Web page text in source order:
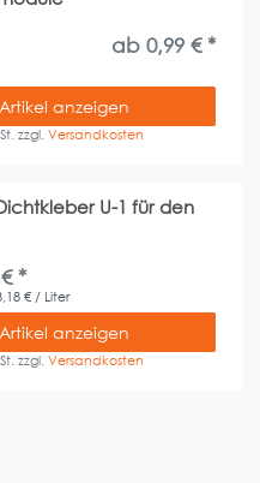
ab 0,99 € *
Artikel anzeigen
zzgl.Versandkosten
U-1 für den
*
€ / Liter
Artikel anzeigen
zzgl.Versandkosten